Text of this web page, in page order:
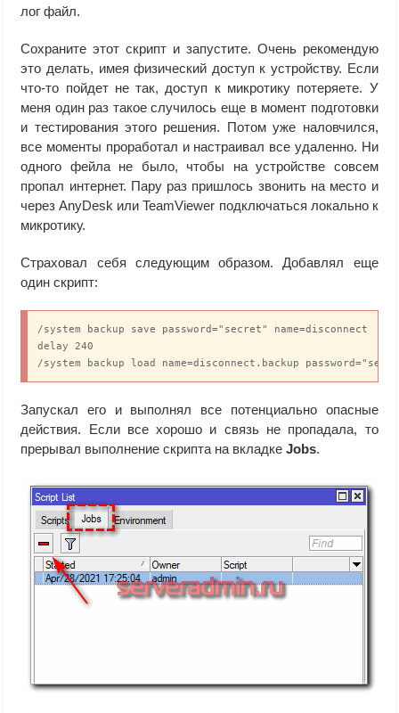
лог файл.
Сохраните этот скрипт и запустите. Очень рекомендую
это делать, имея физический доступ к устройству. Если
что-то пойдет не так, доступ к микротику потеряете. У
меня один раз такое случилось еще в момент подготовки
и тестирования этого решения. Потом уже наловчился,
все моменты проработал и настраивал все удаленно. Ни
одного фейла не было, чтобы на устройстве совсем
пропал интернет. Пару раз пришлось звонить на место и
через AnyDesk или TeamViewer подключаться локально к
микротику.
Страховал себя следующим образом. Добавлял еще
один скрипт:
/system backup save password="secret" name=disconnect
delay 240
/system backup load name=disconnect.backup
Запускал его и выполнял все потенциально опасные
действия. Если все хорошо и связь не пропадала, то
прерывал выполнение скрипта на вкладкеJobs.